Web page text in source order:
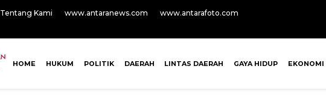
Tentang Kami www.antaranews.com
www.antarafoto.com
HOME HUKUM POLITIK DAERAH LINTAS DAERAH GAYA HIDUP EKONOMI